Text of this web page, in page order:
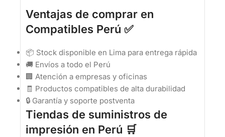
Ventajas de comprar en
Compatibles Perú ✅
📦 Stock disponible en Lima para entrega rápida
🚚 Envíos a todo el Perú
🏢 Atención a empresas y oficinas
🧾 Productos compatibles de alta durabilidad
🔒 Garantía y soporte postventa
Tiendas de suministros de
impresión en Perú 🛒